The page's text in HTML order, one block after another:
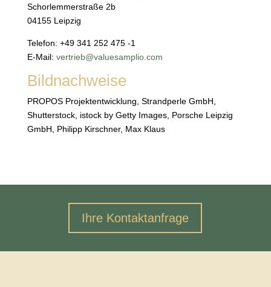
Schorlemmerstraße 2b
04155 Leipzig
Telefon: +49 341 252 475 -1
E-Mail: vertrieb@valuesamplio.com
Bildnachweise
PROPOS Projektentwicklung, Strandperle GmbH,
Shutterstock, istock by Getty Images, Porsche Leipzig
GmbH, Philipp Kirschner, Max Klaus
Ihre Kontaktanfrage